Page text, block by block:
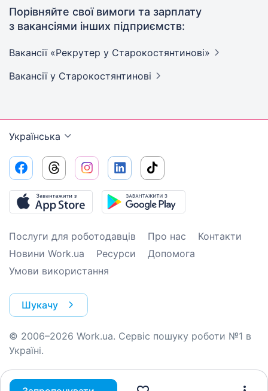
Порівняйте свої вимоги та зарплату
з вакансіями інших підприємств:
Вакансії «Рекрутер у Старокостянтинові»
Вакансії у Старокостянтинові
Українська
Послуги для роботодавців Про нас
Контакти
Новини Work.ua
Ресурси
Допомога
Умови використання
Шукачу
© 2006–2026 Work.ua. Сервіс пошуку роботи №1 в
Україні.